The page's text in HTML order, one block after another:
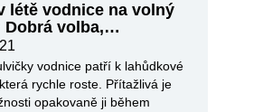
létě vodnice na volný
Dobrá volba,
si
vodnice patří k lahůdkové
rychle roste. Přítažlivá je
opakovaně ji během